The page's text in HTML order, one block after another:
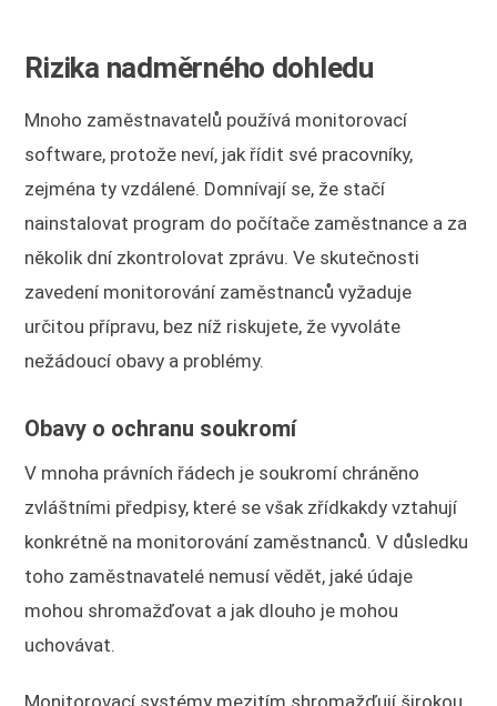
Rizika nadměrného dohledu
Mnoho zaměstnavatelů používá monitorovací
software, protože neví, jak řídit své pracovníky,
zejména ty vzdálené. Domnívají se, že stačí
nainstalovat program do počítače zaměstnance a za
několik dní zkontrolovat zprávu. Ve skutečnosti
zavedení monitorování zaměstnanců vyžaduje
určitou přípravu, bez níž riskujete, že vyvoláte
nežádoucí obavy a problémy.
Obavy o ochranu soukromí
V mnoha právních řádech je soukromí chráněno
zvláštními předpisy, které se však zřídkakdy vztahují
konkrétně na monitorování zaměstnanců. V důsledku
toho zaměstnavatelé nemusí vědět, jaké údaje
mohou shromažďovat a jak dlouho je mohou
uchovávat.
Monitorovací systémy mezitím shromažďují širokou